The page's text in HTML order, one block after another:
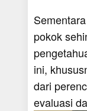
pokok
ini,
dari
evaluasi